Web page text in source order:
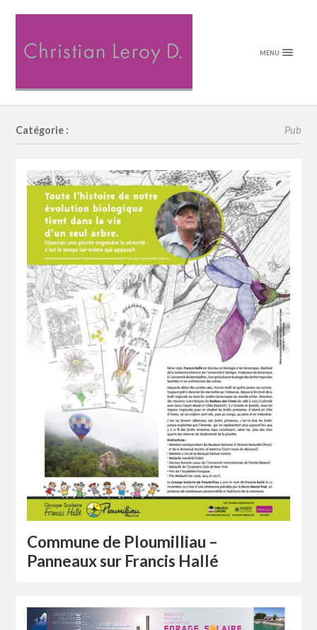
MENU
Catégorie : Pub
Commune de Ploumilliau –
Panneaux sur Francis Hallé